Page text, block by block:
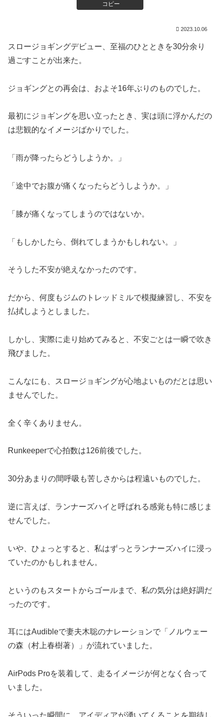
コピー
2023.10.06
スロージョギングデビュー、至福のひとときを30分余り
過ごすことが出来た。
ジョギングとの再会は、およそ16年ぶりのものでした。
最初にジョギングを思い立ったとき、実は頭に浮かんだの
は悲観的なイメージばかりでした。
「雨が降ったらどうしようか。」
「途中でお腹が痛くなったらどうしようか。」
「膝が痛くなってしまうのではないか。
「もしかしたら、倒れてしまうかもしれない。」
そうした不安が絶えなかったのです。
だから、何度もジムのトレッドミルで模擬練習し、不安を
払拭しようとしました。
しかし、実際に走り始めてみると、不安ごとは一瞬で吹き
飛びました。
こんなにも、スロージョギングが心地よいものだとは思い
ませんでした。
全く辛くありません。
Runkeeperで心拍数は126前後でした。
30分あまりの間呼吸も苦しさからは程遠いものでした。
逆に言えば、ランナーズハイと呼ばれる感覚も特に感じま
せんでした。
いや、ひょっとすると、私はずっとランナーズハイに浸っ
ていたのかもしれません。
というのもスタートからゴールまで、私の気分は絶好調だ
ったのです。
耳にはAudibleで妻夫木聡のナレーションで「ノルウェー
の森（村上春樹著）」が流れていました。
AirPods Proを装着して、走るイメージが何となく合って
いました。
そういった瞬間に、アイディアが湧いてくることを期待し